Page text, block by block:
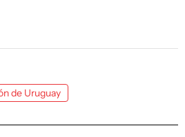
de Uruguay